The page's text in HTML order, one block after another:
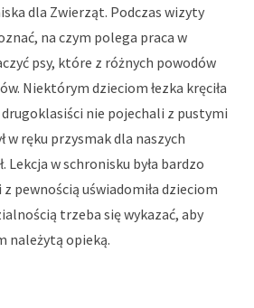
dla Zwierząt. Podczas wizyty
na czym polega praca w
psy, które z różnych powodów
Niektórym dzieciom łezka kręciła
drugoklasiści nie pojechali z pustymi
w ręku przysmak dla naszych
Lekcja w schronisku była bardzo
pewnością uświadomiła dzieciom
trzeba się wykazać, aby
należytą opieką.